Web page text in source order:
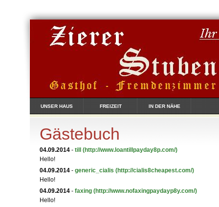
UNSER HAUS FREIZEIT IN DER NÄHE
Gästebuch
04.09.2014 - till
(http://www.loantillpayday8p.com/)
Hello!
04.09.2014 - generic_cialis (http://cialis8cheapest.com/)
Hello!
04.09.2014 - faxing (http://www.nofaxingpaydayp8y.com/)
Hello!